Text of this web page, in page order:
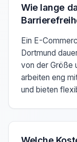
Wie lange
Ein E-
Dortmund
von der Größe
arbeiten eng
und bieten